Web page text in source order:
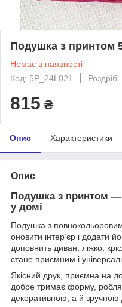
Подушка з принтом
Немає в наявності
Код: 5P_24L021
Роздріб
815 ₴
Опис Характеристики
Опис
Подушка з принтом —
у домі
Подушка з
оновити інтер’єр і додати
доповнить диван, ліжко,
стане приємним і
Якісний друк, приємна на
добре тримає форму,
декоративною, а й зручною